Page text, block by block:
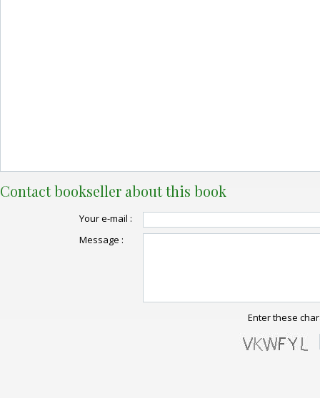
Contact bookseller about this book
Your e-mail :
Message :
Enter these